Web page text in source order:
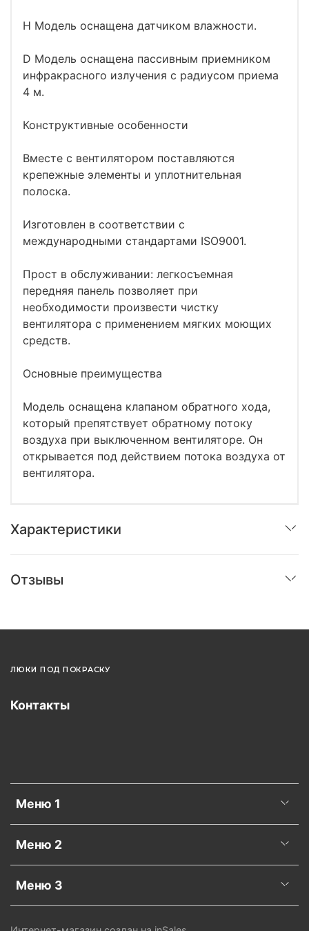
H Модель оснащена датчиком влажности.
D Модель оснащена пассивным приемником
инфракрасного излучения с радиусом приема
4 м.
Конструктивные особенности
Вместе с вентилятором поставляются
крепежные элементы и уплотнительная
полоска.
Изготовлен в соответствии с
международными стандартами ISO9001.
Прост в обслуживании: легкосъемная
передняя панель позволяет при
необходимости произвести чистку
вентилятора с применением мягких моющих
средств.
Основные преимущества
Модель оснащена клапаном обратного хода,
который препятствует обратному потоку
воздуха при выключенном вентиляторе. Он
открывается под действием потока воздуха от
вентилятора.
Характеристики
Отзывы
ЛЮКИ ПОД ПОКРАСКУ
Меню 1
Меню 2
Меню 3
Контакты